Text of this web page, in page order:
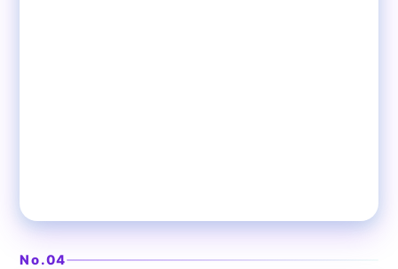
No.04
渋谷ガーデンホール